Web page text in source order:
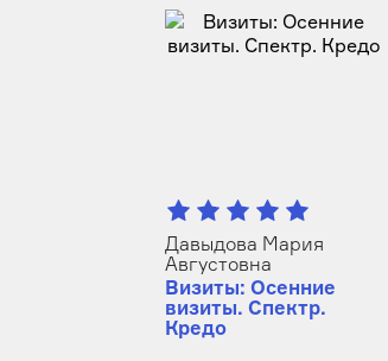
Давыдова Мария
Августовна
Визиты: Осенние
визиты. Спектр.
Кредо